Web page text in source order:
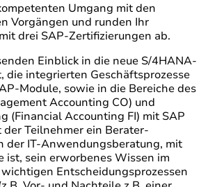
Umgang mit den
Vorgängen und runden Ihr
drei SAP-Zertifizierungen ab.
Einblick in die neue S/4HANA-
die integrierten Geschäftsprozesse
Module, sowie in die Bereiche des
Accounting CO) und
(Financial Accounting FI) mit SAP
Teilnehmer ein Berater-
der IT-Anwendungsberatung, mit
ist, sein erworbenes Wissen im
Entscheidungsprozessen